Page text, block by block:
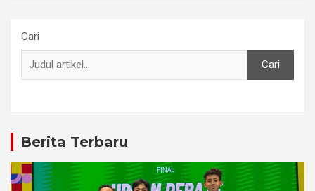
Cari
Cari
Berita Terbaru